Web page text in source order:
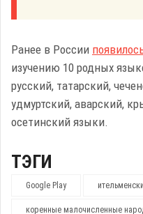
Ранее в России
изучению 10 родных
русский, татарский,
удмуртский, аварский,
осетинский языки.
ТЭГИ
Google Play
коренные малочисленные